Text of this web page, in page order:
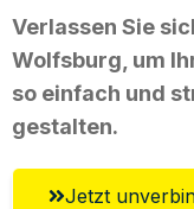
Verlassen Sie
Wolfsburg, um
so einfach und
gestalten.
Jetzt